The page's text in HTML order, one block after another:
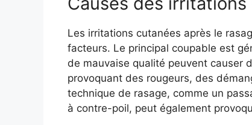
Les irritations cutanées après le
facteurs. Le principal coupable est
de mauvaise qualité peuvent causer
provoquant des rougeurs, des
technique de rasage, comme un
à contre-poil, peut également